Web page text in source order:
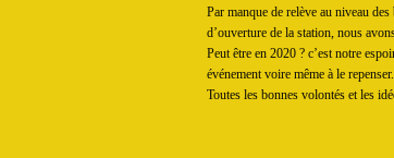
Par manque de relève au niveau
d’ouverture de la station, nous
Peut être en 2020 ? c’est notre
événement voire même à le repenser.
Toutes les bonnes volontés et les